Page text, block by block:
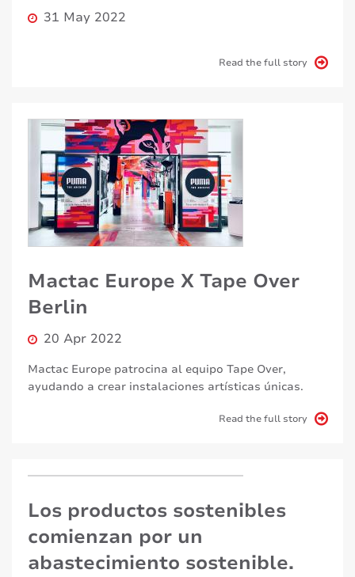
31 May 2022
Read the full story
Mactac Europe X Tape Over
Berlin
20 Apr 2022
Mactac Europe patrocina al equipo Tape Over,
ayudando a crear instalaciones artísticas únicas.
Read the full story
Los productos sostenibles
comienzan por un
abastecimiento sostenible.